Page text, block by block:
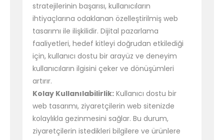
stratejilerinin başarısı, kullanıcıların
ihtiyaçlarına odaklanan özelleştirilmiş web
tasarımı ile ilişkilidir. Dijital pazarlama
faaliyetleri, hedef kitleyi doğrudan etkilediği
için, kullanıcı dostu bir arayüz ve deneyim
kullanıcıların ilgisini çeker ve dönüşümleri
artırır.
Kolay Kullanılabilirlik: Kullanıcı dostu bir
web tasarımı, ziyaretçilerin web sitenizde
kolaylıkla gezinmesini sağlar. Bu durum,
ziyaretçilerin istedikleri bilgilere ve ürünlere